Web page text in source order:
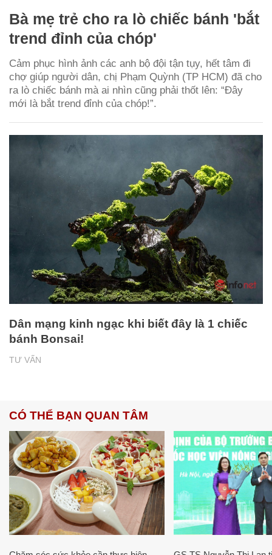
Bà mẹ trẻ cho ra lò chiếc bánh 'bắt
trend đỉnh của chóp'
Cảm phục hình ảnh các anh bộ đội tận tụy, hết tâm đi
chợ giúp người dân, chị Phạm Quỳnh (TP HCM) đã cho
ra lò chiếc bánh mà ai nhìn cũng phải thốt lên: “Đây
mới là bắt trend đỉnh của chóp!”.
TƯ VẤN
Dân mạng kinh ngạc khi biết đây là 1 chiếc
bánh Bonsai!
CÓ THỂ BẠN QUAN TÂM